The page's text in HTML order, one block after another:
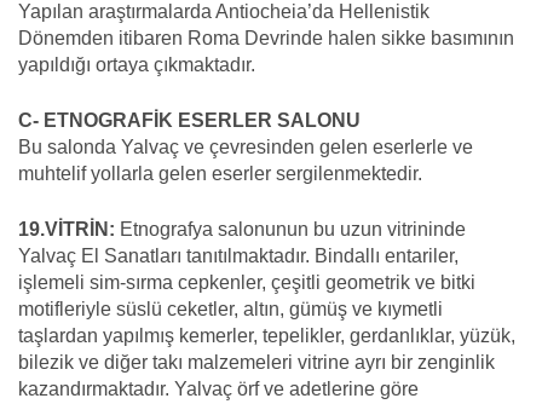
Yapılan araştırmalarda Antiocheia’da Hellenistik
Dönemden itibaren Roma Devrinde halen sikke basımının
yapıldığı ortaya çıkmaktadır.
C- ETNOGRAFİK ESERLER SALONU
Bu salonda Yalvaç ve çevresinden gelen eserlerle ve
muhtelif yollarla gelen eserler sergilenmektedir.
19.VİTRİN: Etnografya salonunun bu uzun vitrininde
Yalvaç El Sanatları tanıtılmaktadır. Bindallı entariler,
işlemeli sim-sırma cepkenler, çeşitli geometrik ve bitki
motifleriyle süslü ceketler, altın, gümüş ve kıymetli
taşlardan yapılmış kemerler, tepelikler, gerdanlıklar, yüzük,
bilezik ve diğer takı malzemeleri vitrine ayrı bir zenginlik
kazandırmaktadır. Yalvaç örf ve adetlerine göre